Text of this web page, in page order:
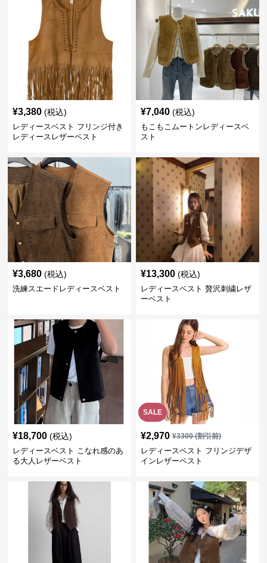
¥3,380 (税込)
レディースベスト フリンジ付き
レディースレザーベスト
¥7,040 (税込)
もこもこムートンレディースベ
スト
¥3,680 (税込)
洗練スエードレディースベスト
¥13,300 (税込)
レディースベスト 贅沢刺繍レザ
ーベスト
¥18,700 (税込)
レディースベスト こなれ感のあ
る大人レザーベスト
SALE
¥2,970 ¥3300(割引前)
レディースベスト フリンジデザ
インレザーベスト